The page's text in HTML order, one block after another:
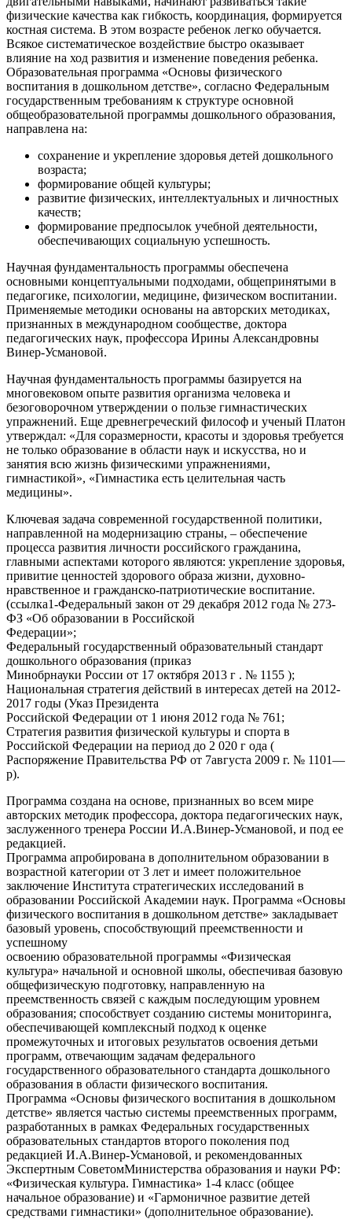
физические качества как гибкость, координация, формируется
костная система. В этом возрасте ребенок легко обучается.
Всякое систематическое воздействие быстро оказывает
влияние на ход развития и изменение поведения ребенка.
Образовательная программа «Основы физического
воспитания в дошкольном детстве», согласно Федеральным
государственным требованиям к структуре основной
общеобразовательной программы дошкольного образования,
направлена на:
сохранение и укрепление здоровья детей дошкольного
возраста;
формирование общей культуры;
развитие физических, интеллектуальных и личностных
качеств;
формирование предпосылок учебной деятельности,
обеспечивающих социальную успешность.
Научная фундаментальность программы обеспечена
основными концептуальными подходами, общепринятыми в
педагогике, психологии, медицине, физическом воспитании.
Применяемые методики основаны на авторских методиках,
признанных в международном сообществе, доктора
педагогических наук, профессора Ирины Александровны
Винер-Усмановой.
Научная фундаментальность программы базируется на
многовековом опыте развития организма человека и
безоговорочном утверждении о пользе гимнастических
упражнений. Еще древнегреческий философ и ученый Платон
утверждал: «Для соразмерности, красоты и здоровья требуется
не только образование в области наук и искусства, но и
занятия всю жизнь физическими упражнениями,
гимнастикой», «Гимнастика есть целительная часть
медицины».
Ключевая задача современной государственной политики,
направленной на модернизацию страны, – обеспечение
процесса развития личности российского гражданина,
главными аспектами которого являются: укрепление здоровья,
привитие ценностей здорового образа жизни, духовно-
нравственное и гражданско-патриотические воспитание.
(ссылка1-Федеральный закон от 29 декабря 2012 года № 273-
ФЗ «Об образовании в Российской
Федерации»;
Федеральный государственный образовательный стандарт
дошкольного образования (приказ
Минобрнауки России от 17 октября 2013 г . № 1155 );
Национальная стратегия действий в интересах детей на 2012-
2017 годы (Указ Президента
Российской Федерации от 1 июня 2012 года № 761;
Стратегия развития физической культуры и спорта в
Российской Федерации на период до 2 020 г ода (
Распоряжение Правительства РФ от 7августа 2009 г. № 1101—
р).
Программа создана на основе, признанных во всем мире
авторских методик профессора, доктора педагогических наук,
заслуженного тренера России И.А.Винер-Усмановой, и под ее
редакцией.
Программа апробирована в дополнительном образовании в
возрастной категории от 3 лет и имеет положительное
заключение Института стратегических исследований в
образовании Российской Академии наук. Программа «Основы
физического воспитания в дошкольном детстве» закладывает
базовый уровень, способствующий преемственности и
успешному
освоению образовательной программы «Физическая
культура» начальной и основной школы, обеспечивая базовую
общефизическую подготовку, направленную на
преемственность связей с каждым последующим уровнем
образования; способствует созданию системы мониторинга,
обеспечивающей комплексный подход к оценке
промежуточных и итоговых результатов освоения детьми
программ, отвечающим задачам федерального
государственного образовательного стандарта дошкольного
образования в области физического воспитания.
Программа «Основы физического воспитания в дошкольном
детстве» является частью системы преемственных программ,
разработанных в рамках Федеральных государственных
образовательных стандартов второго поколения под
редакцией И.А.Винер-Усмановой, и рекомендованных
Экспертным СоветомМинистерства образования и науки РФ:
«Физическая культура. Гимнастика» 1-4 класс (общее
начальное образование) и «Гармоничное развитие детей
средствами гимнастики» (дополнительное образование).